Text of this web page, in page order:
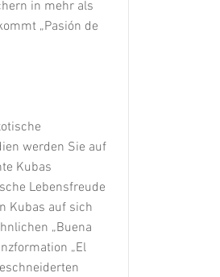
in mehr als
„Pasión de
werden Sie auf
Kubas
Lebensfreude
Kubas auf sich
„Buena
„El